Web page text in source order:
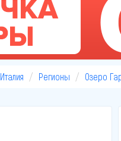
Италия Регионы Озеро